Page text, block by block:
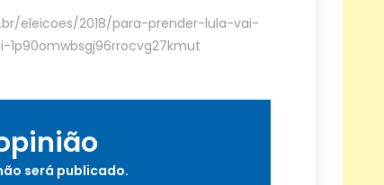
eleicoes/2018/para-prender-lula-vai-
será publicado.